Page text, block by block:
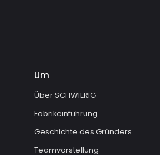
Um
Über SCHWIERIG
Fabrikeinführung
Geschichte des Gründers
Teamvorstellung